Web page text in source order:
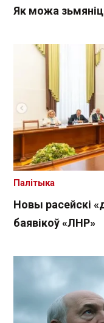
Як можа
Новы расейскі
баявікоў «ЛНР»
Палітыка